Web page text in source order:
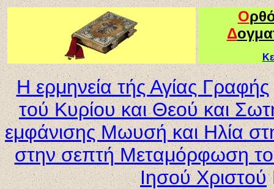
Ο
Δ
Η ερμηνεία τής Αγίας Γραφής
τού Κυρίου και Θεού και
εμφάνισης Μωυσή και Ηλία
στην σεπτή Μεταμόρφωση
Ιησού Χριστού